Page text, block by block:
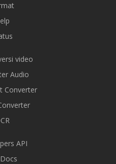
video
Audio
Converter
API